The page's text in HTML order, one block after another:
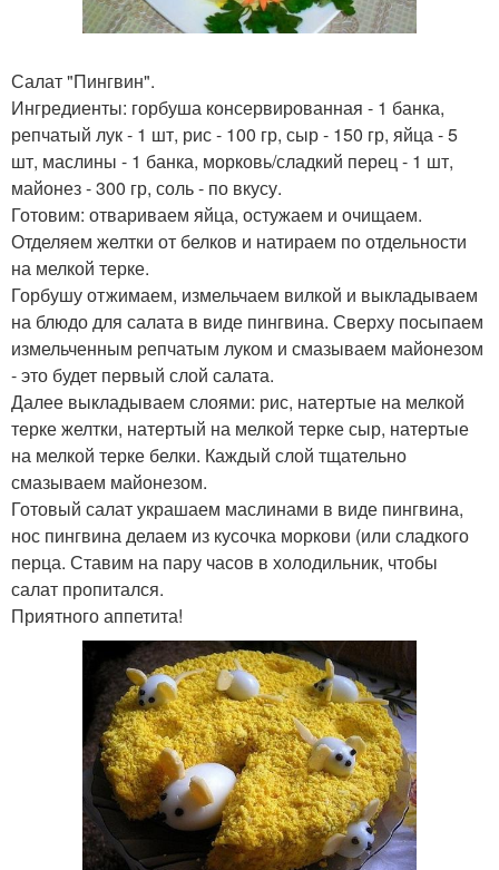
Салат "Пингвин".
Ингредиенты: горбуша консервированная - 1 банка,
репчатый лук - 1 шт, рис - 100 гр, сыр - 150 гр, яйца - 5
шт, маслины - 1 банка, морковь/сладкий перец - 1 шт,
майонез - 300 гр, соль - по вкусу.
Готовим: отвариваем яйца, остужаем и очищаем.
Отделяем желтки от белков и натираем по отдельности
на мелкой терке.
Горбушу отжимаем, измельчаем вилкой и выкладываем
на блюдо для салата в виде пингвина. Сверху посыпаем
измельченным репчатым луком и смазываем майонезом
- это будет первый слой салата.
Далее выкладываем слоями: рис, натертые на мелкой
терке желтки, натертый на мелкой терке сыр, натертые
на мелкой терке белки. Каждый слой тщательно
смазываем майонезом.
Готовый салат украшаем маслинами в виде пингвина,
нос пингвина делаем из кусочка моркови (или сладкого
перца. Ставим на пару часов в холодильник, чтобы
салат пропитался.
Приятного аппетита!